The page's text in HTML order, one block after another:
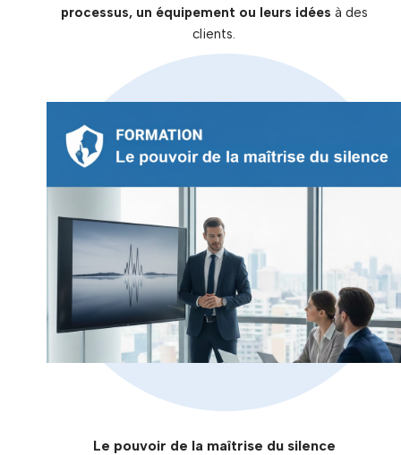
processus, un équipement ou leurs idées à des
clients.
Le pouvoir de la maîtrise du silence